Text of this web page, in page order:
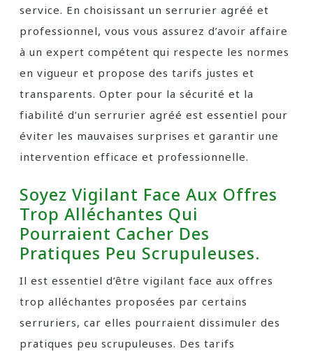
service. En choisissant un serrurier agréé et
professionnel, vous vous assurez d’avoir affaire
à un expert compétent qui respecte les normes
en vigueur et propose des tarifs justes et
transparents. Opter pour la sécurité et la
fiabilité d’un serrurier agréé est essentiel pour
éviter les mauvaises surprises et garantir une
intervention efficace et professionnelle.
Soyez Vigilant Face Aux Offres
Trop Alléchantes Qui
Pourraient Cacher Des
Pratiques Peu Scrupuleuses.
Il est essentiel d’être vigilant face aux offres
trop alléchantes proposées par certains
serruriers, car elles pourraient dissimuler des
pratiques peu scrupuleuses. Des tarifs